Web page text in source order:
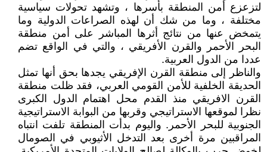
لتزعزع أمن المنطقة بأسرها ، وتشهد تحولات سياسية
مختلفة ، وما من شك أن لهذه الصراعات الدولية وما
يتمخض عنها من نتائج أثرها المباشر على أمن منطقة
البحر الأحمر والقرن الأفريقي ، والتي في الواقع تضم
عددا من الدول العربية.
والناظر إلى منطقة القرن الإفريقي يجدها بحق أنها تمثل
الحديقة الخلفية للأمن القومي العربي، فقد ظلت منطقة
القرن الافريقي منذ القدم محل اهتمام الدول الكبرى
نظرا لموقعها الاستراتيجي وقربها من البوابة الاستراتيجية
الجنوبية للبحر الأحمر. واليوم بدأت المنطقة تلفت انتباه
المراقبين مرة أخرى بعد التدخل الأثيوبي في الصومال